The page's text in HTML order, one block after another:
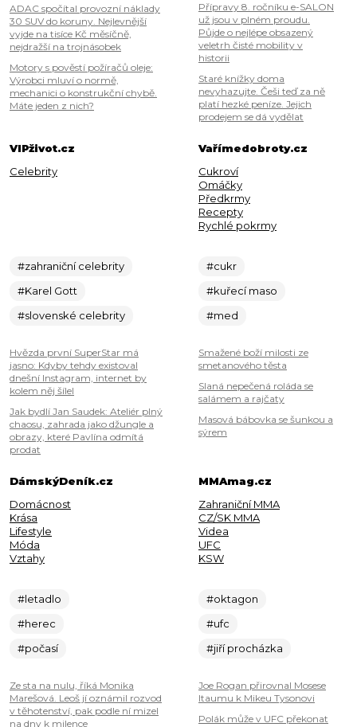
ADAC spočítal provozní náklady
30 SUV do koruny. Nejlevnější
vyjde na tisíce Kč měsíčně,
nejdražší na trojnásobek
Motory s pověstí požíračů oleje:
Výrobci mluví o normě,
mechanici o konstrukční chybě.
Máte jeden z nich?
Přípravy 8. ročníku e-SALON
už jsou v plném proudu.
Půjde o nejlépe obsazený
veletrh čisté mobility v
historii
Staré knížky doma
nevyhazujte. Češi teď za ně
platí hezké peníze. Jejich
prodejem se dá vydělat
VIPživot.cz
Celebrity
#zahraniční celebrity
#Karel Gott
#slovenské celebrity
Hvězda první SuperStar má
jasno: Kdyby tehdy existoval
dnešní Instagram, internet by
kolem něj šílel
Jak bydlí Jan Saudek: Ateliér plný
chaosu, zahrada jako džungle a
obrazy, které Pavlína odmítá
prodat
Vařímedobroty.cz
Cukroví
Omáčky
Předkrmy
Recepty
Rychlé pokrmy
#cukr
#kuřecí maso
#med
Smažené boží milosti ze
smetanového těsta
Slaná nepečená roláda se
salámem a rajčaty
Masová bábovka se šunkou a
sýrem
DámskýDeník.cz
Domácnost
Krása
Lifestyle
Móda
Vztahy
#letadlo
#herec
#počasí
Ze sta na nulu, říká Monika
Marešová. Leoš jí oznámil rozvod
v těhotenství, pak podle ní mizel
na dny k milence
MMAmag.cz
Zahraniční MMA
CZ/SK MMA
Videa
UFC
KSW
#oktagon
#ufc
#jiří procházka
Joe Rogan přirovnal Mosese
Itaumu k Mikeu Tysonovi
Polák může v UFC překonat